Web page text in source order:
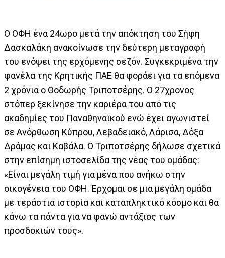
Ο ΟΦΗ ένα 24ωρο μετά την απόκτηση του Σήφη
Δασκαλάκη ανακοίνωσε την δεύτερη μεταγραφή
του ενόψει της ερχόμενης σεζόν. Συγκεκριμένα την
φανέλα της Κρητικής ΠΑΕ θα φοράει για τα επόμενα
2 χρόνια ο Θοδωρής Τριποτσέρης. Ο 27χρονος
στόπερ ξεκίνησε την καριέρα του από τις
ακαδημίες του Παναθηναϊκού ενώ έχει αγωνιστεί
σε Ανόρθωση Κύπρου, Λεβαδειακό, Λάρισα, Δόξα
Δράμας και Καβάλα. Ο Τριποτσέρης δήλωσε σχετικά
στην επίσημη ιστοσελίδα της νέας του ομάδας:
«Είναι μεγάλη τιμή για μένα που ανήκω στην
οικογένεια του ΟΦΗ. Έρχομαι σε μια μεγάλη ομάδα
με τεράστια ιστορία και καταπληκτικό κόσμο και θα
κάνω τα πάντα για να φανώ αντάξιος των
προσδοκιών τους».